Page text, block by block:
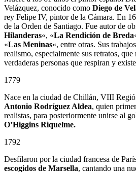
Velázquez, conocido como Diego de
rey Felipe IV, pintor de la Cámara. En
de la Orden de Santiago. Fue autor de
Hilanderas«, «La Rendición de Breda
«Las Meninas«, entre otras. Sus
realismo, especialmente sus retratos,
verdaderas personas que respiran y
1779
Nace en la ciudad de Chillán, VIII
Antonio Rodríguez Aldea, quien
realistas, para posteriormente unirse al
O’Higgins Riquelme.
1792
Desfilaron por la ciudad francesa de
escogidos de Marsella, cantando una